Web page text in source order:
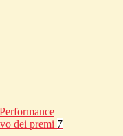
dei premi 7